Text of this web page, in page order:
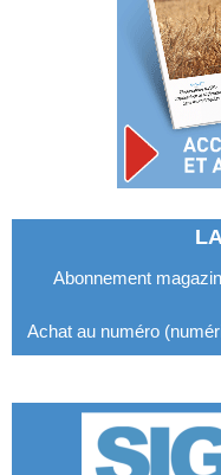
Abonnement
Achat au numéro